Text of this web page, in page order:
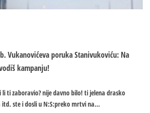
Vukanovićeva poruka Stanivukoviću: Na
kampanju!
li ti zaboravio? nije davno bilo! ti jelena drasko
itd. ste i dosli u N:S:preko mrtvi na…